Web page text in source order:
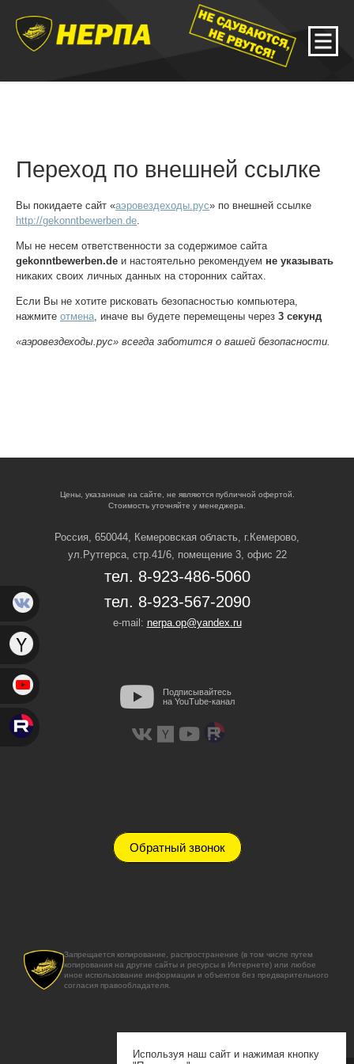
Переход по внешней ссылке
Вы покидаете сайт «аэровездеходы.рус» по внешней ссылке
http://gekonntbewerben.de
Мы не несем ответственности за содержимое сайта
gekonntbewerben.de и настоятельно рекомендуем не указывать
никаких своих личных данных на сторонних сайтах.
Если Вы не хотите рисковать безопасностью компьютера,
нажмите отмена , иначе вы будете перемещены через 3 секунд
«аэровездеходы.рус» всегда заботится о вашей безопасности.
Цены, указанные на сайте, не являются публичной офертой.
Стоимость уточняйте у менеджера.
Россия, 650044, Кемеровская область, г.Кемерово,
ул.Рутгерса, стр.41/6, помещение 3, офис 22
тел. 8-923-486-5060
тел. 8-923-567-2090
e-mail: nerpa.op@yandex.ru
Подписывайтесь
на YouTube-канал
Обратный звонок
Запрещается копирование, распространение (в том числе путем
копирования на другие сайты и ресурсы в Интернете) или любое
иное использование информации и объектов без предварительного
согласия правообладателя.
Используя наш сайт и нажимая кнопку